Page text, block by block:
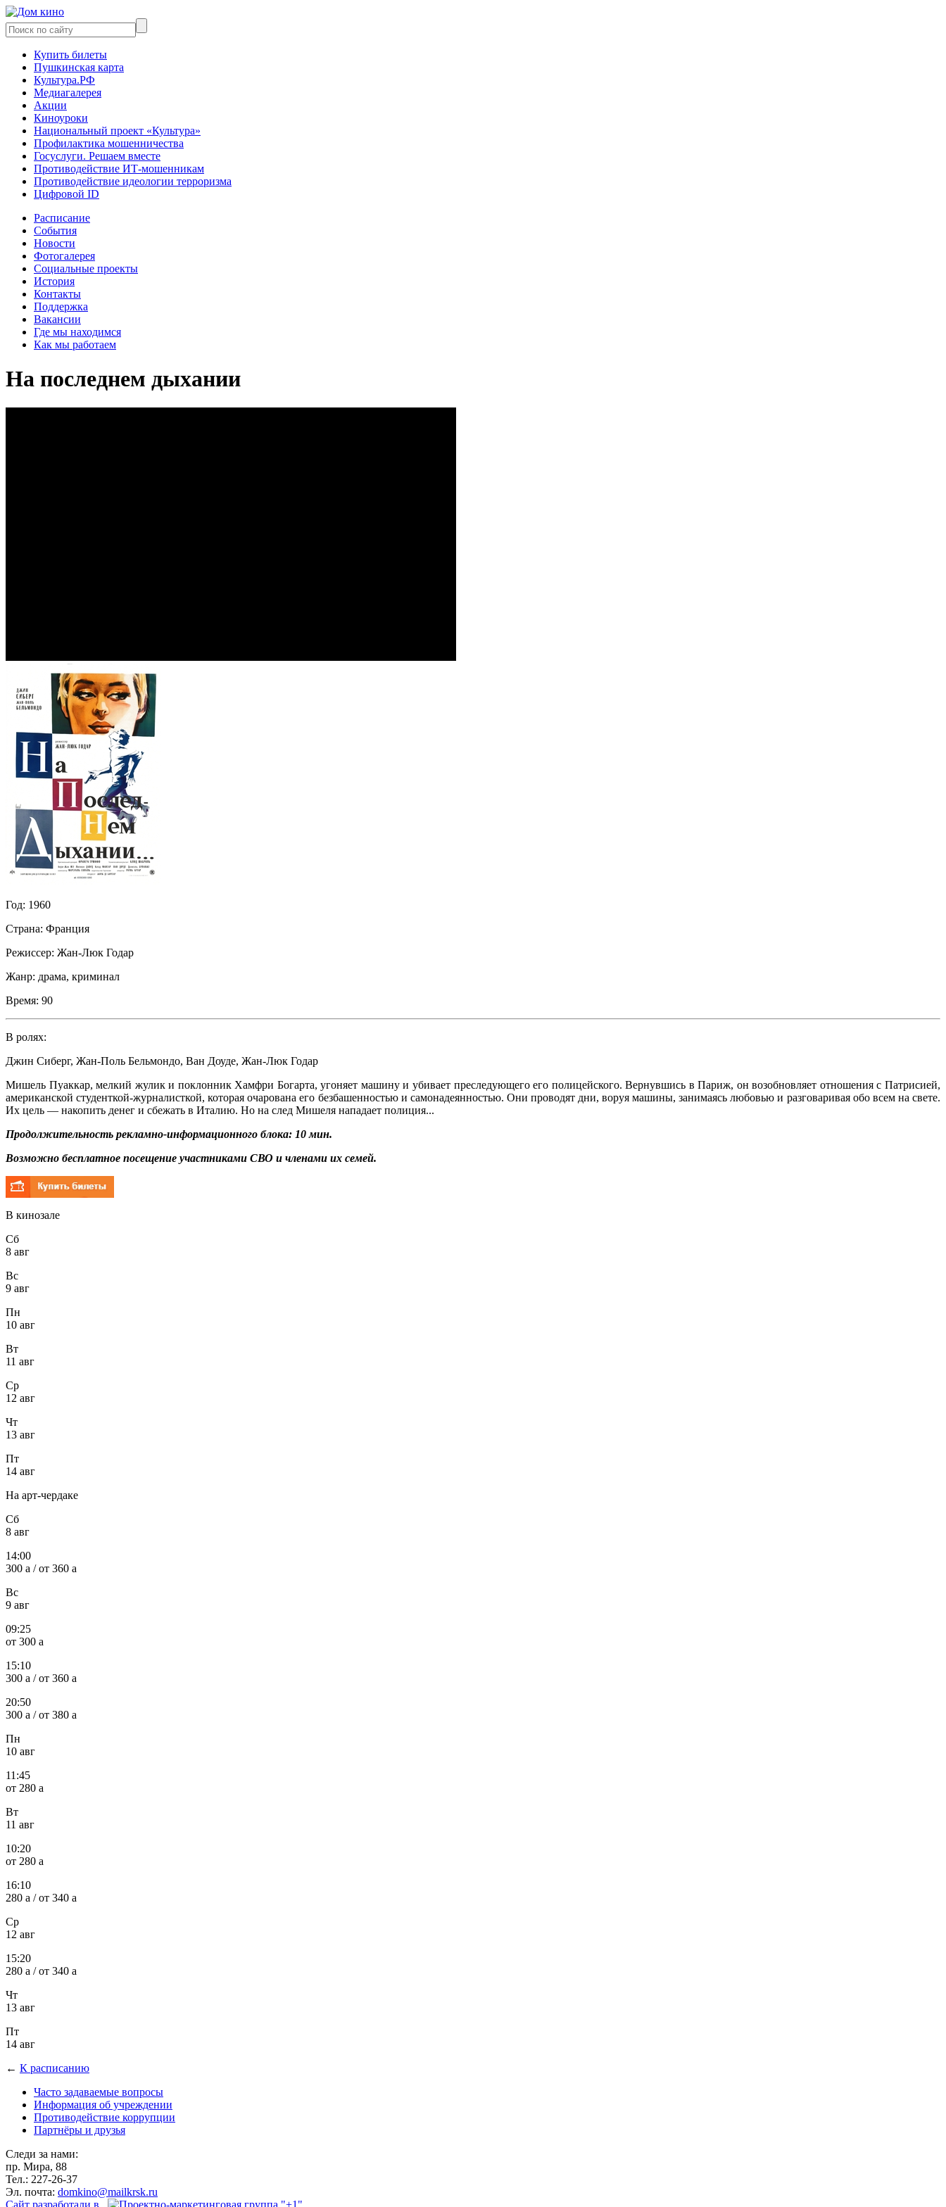
Купить билеты
Пушкинская карта
Культура.РФ
Медиагалерея
Акции
Киноуроки
Национальный проект «Культура»
Профилактика мошенничества
Госуслуги. Решаем вместе
Противодействие ИТ-мошенникам
Противодействие идеологии терроризма
Цифровой ID
Расписание
События
Новости
Фотогалерея
Социальные проекты
История
Контакты
Поддержка
Вакансии
Где мы находимся
Как мы работаем
На последнем дыхании
Год: 1960
Страна: Франция
Режиссер: Жан-Люк Годар
Жанр: драма, криминал
Время: 90
В ролях:
Джин Сиберг, Жан-Поль Бельмондо, Ван Доуде, Жан-Люк Годар
Мишель Пуаккар, мелкий жулик и поклонник Хамфри Богарта, угоняет машину и убивает преследующего его полицейского. Вернувшись в Париж, он возобновляет отношения с Патрисией,
американской студенткой-журналисткой, которая очарована его безбашенностью и самонадеянностью. Они проводят дни, воруя машины, занимаясь любовью и разговаривая обо всем на свете.
Их цель — накопить денег и сбежать в Италию. Но на след Мишеля нападает полиция...
Продолжительность рекламно-информационного блока: 10 мин.
Возможно бесплатное посещение участниками СВО и членами их семей.
В кинозале
Сб
8 авг
Вс
9 авг
Пн
10 авг
Вт
11 авг
Ср
12 авг
Чт
13 авг
Пт
14 авг
На арт-чердаке
Сб
8 авг
14:00
300 a / от 360 a
Вс
9 авг
09:25
от 300 a
15:10
300 a / от 360 a
20:50
300 a / от 380 a
Пн
10 авг
11:45
от 280 a
Вт
11 авг
10:20
от 280 a
16:10
280 a / от 340 a
Ср
12 авг
15:20
280 a / от 340 a
Чт
13 авг
Пт
14 авг
← К расписанию
Часто задаваемые вопросы
Информация об учреждении
Противодействие коррупции
Партнёры и друзья
Следи за нами:
пр. Мира, 88
Тел.: 227-26-37
Эл. почта: domkino@mailkrsk.ru
Сайт разработали в